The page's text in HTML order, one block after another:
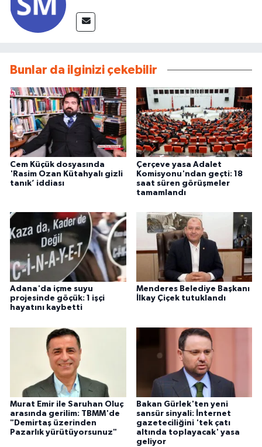
Bunlar da ilginizi çekebilir
Cem Küçük dosyasında
'Rasim Ozan Kütahyalı gizli
tanık’ iddiası
Çerçeve yasa Adalet
Komisyonu'ndan geçti: 18
saat süren görüşmeler
tamamlandı
Adana'da içme suyu
projesinde göçük: 1 işçi
hayatını kaybetti
Menderes Belediye Başkanı
İlkay Çiçek tutuklandı
Murat Emir ile Saruhan Oluç
arasında gerilim: TBMM'de
"Demirtaş üzerinden
Pazarlık yürütüyorsunuz"
Bakan Gürlek'ten yeni
sansür sinyali: İnternet
gazeteciliğini 'tek çatı
altında toplayacak' yasa
geliyor